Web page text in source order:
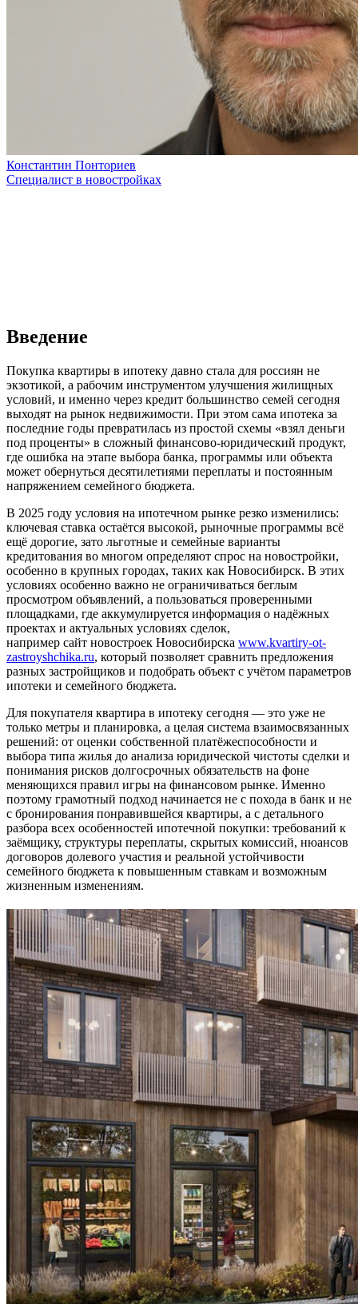
Константин Понториев
Специалист в новостройках
Введение
Покупка квартиры в ипотеку давно стала для россиян не
экзотикой, а рабочим инструментом улучшения жилищных
условий, и именно через кредит большинство семей сегодня
выходят на рынок недвижимости. При этом сама ипотека за
последние годы превратилась из простой схемы «взял деньги
под проценты» в сложный финансово-юридический продукт,
где ошибка на этапе выбора банка, программы или объекта
может обернуться десятилетиями переплаты и постоянным
напряжением семейного бюджета.
В 2025 году условия на ипотечном рынке резко изменились:
ключевая ставка остаётся высокой, рыночные программы всё
ещё дорогие, зато льготные и семейные варианты
кредитования во многом определяют спрос на новостройки,
особенно в крупных городах, таких как Новосибирск. В этих
условиях особенно важно не ограничиваться беглым
просмотром объявлений, а пользоваться проверенными
площадками, где аккумулируется информация о надёжных
проектах и актуальных условиях сделок,
например сайт новостроек Новосибирска www.kvartiry-ot-
zastroyshchika.ru, который позволяет сравнить предложения
разных застройщиков и подобрать объект с учётом параметров
ипотеки и семейного бюджета.
Для покупателя квартира в ипотеку сегодня — это уже не
только метры и планировка, а целая система взаимосвязанных
решений: от оценки собственной платёжеспособности и
выбора типа жилья до анализа юридической чистоты сделки и
понимания рисков долгосрочных обязательств на фоне
меняющихся правил игры на финансовом рынке. Именно
поэтому грамотный подход начинается не с похода в банк и не
с бронирования понравившейся квартиры, а с детального
разбора всех особенностей ипотечной покупки: требований к
заёмщику, структуры переплаты, скрытых комиссий, нюансов
договоров долевого участия и реальной устойчивости
семейного бюджета к повышенным ставкам и возможным
жизненным изменениям.